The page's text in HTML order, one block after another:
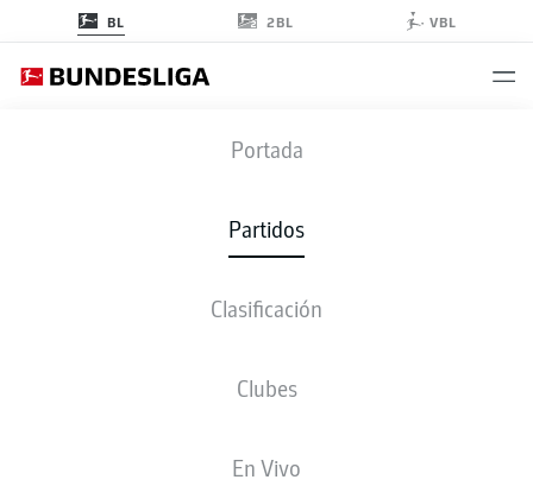
BL 2BL VBL
Portada
Partidos
Clasificación
Clubes
En Vivo
BOC - BVB
1 1
ALINEACIONES ESTADÍSTICAS